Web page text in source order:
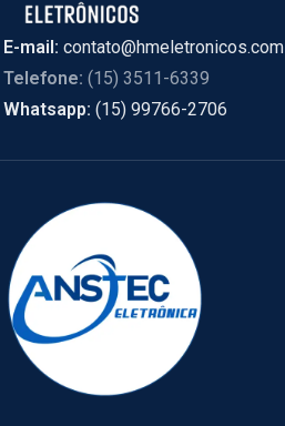
E-mail: contato@hmeletronicos.com
Telefone: (15) 3511-6339
Whatsapp: (15) 99766-2706